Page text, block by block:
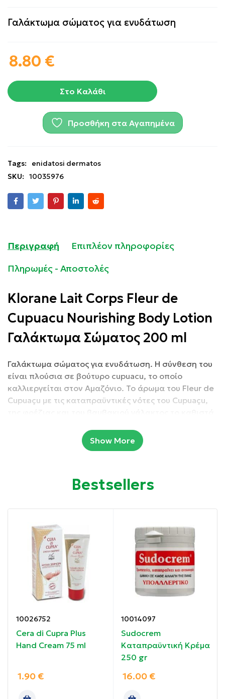
Γαλάκτωμα σώματος για ενυδάτωση
8.80 €
Στο Καλάθι
Προσθήκη στα Αγαπημένα
Tags:
enidatosi dermatos
SKU:
10035976
Περιγραφή
Επιπλέον πληροφορίες
Πληρωμές - Αποστολές
Klorane Lait Corps Fleur de
Cupuacu Nourishing Body Lotion
Γαλάκτωμα Σώματος 200 ml
Γαλάκτωμα σώματος για ενυδάτωση. Η σύνθεση του
είναι πλούσια σε βούτυρο cupuacu, το οποίο
καλλιεργείται στον Αμαζόνιο. Το άρωμα του Fleur de
Cupuaçu με τις καταπραϋντικές νότες του Cupuaçu,
Συσκευασία: 200 ml
Διαθέτει γρήγορη απορρόφηση και πολύ καλή
ανεκτικότητα.
Προσφέρει μη λιπαρό αποτέλεσμα χωρίς να κολλάει
στο δέρμα.
Οδηγίες χρήσης:
Εφαρμόστε απευθείας σε όλο το σώμα.
Συστατικά:
WATER (AQUA). CAPRYLIC/CARPIC TRIGLYCERIDE.
Show More
Bestsellers
10026752
Cera di Cupra Plus
Hand Cream 75 ml
1.90 €
10014097
Sudocrem
Καταπραϋντική Κρέμα
250 gr
16.00 €